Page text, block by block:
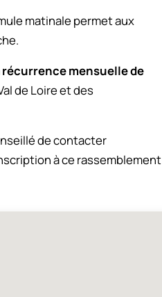
matinale permet aux
récurrence mensuelle de
de Loire et des
de contacter
à ce rassemblement